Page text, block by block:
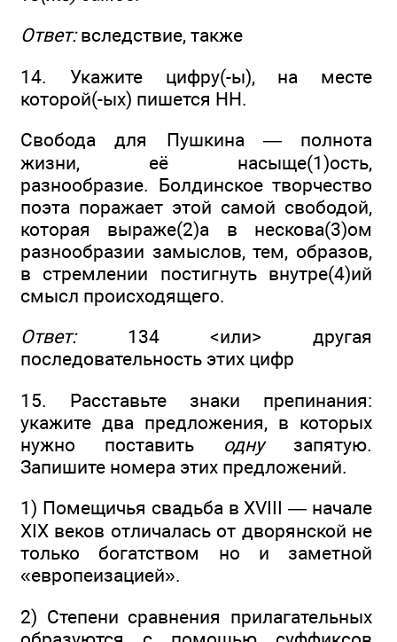
Ответ:вследствие, также
14. Укажите цифру(-ы), на месте
которой(-ых) пишется НН.
Свобода для Пушкина — полнота
жизни, её насыще(1)ость,
разнообразие. Болдинское творчество
поэта поражает этой самой свободой,
которая выраже(2)а в нескова(3)ом
разнообразии замыслов, тем, образов,
в стремлении постигнуть внутре(4)ий
смысл происходящего.
Ответ:134 <или> другая
последовательность этих цифр
15. Расставьте знаки препинания:
укажите два предложения, в которых
нужно поставить одну запятую.
Запишите номера этих предложений.
1) Помещичья свадьба в XVIII — начале
XIX веков отличалась от дворянской не
только богатством но и заметной
«европеизацией».
2) Степени сравнения прилагательных